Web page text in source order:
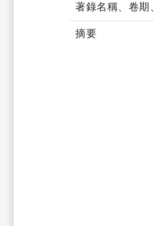
著錄名稱、卷期
摘要